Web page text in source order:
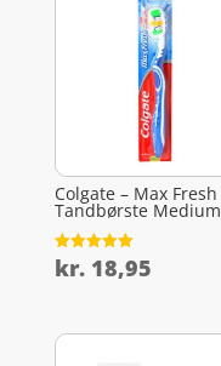
Colgate – Max Fresh
Tandbørste Medium
Vurderet
5
kr.18,95